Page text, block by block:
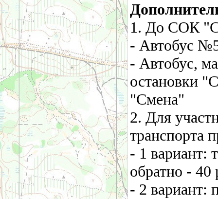
1. До СОК
- Автобус
- Автобус,
остановки
"Смена"
2. Для
транспорта
- 1 вариант:
обратно - 40
- 2 вариант: